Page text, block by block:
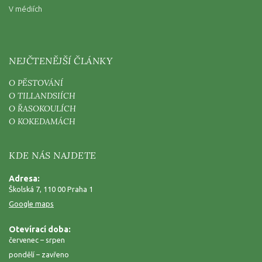
V médiích
NEJČTENĚJŠÍ ČLÁNKY
O PĚSTOVÁNÍ
O TILLANDSIÍCH
O ŘASOKOULÍCH
O KOKEDAMÁCH
KDE NÁS NAJDETE
Adresa:
Školská 7, 110 00 Praha 1
Google maps
Otevírací doba:
červenec – srpen
pondělí – zavřeno